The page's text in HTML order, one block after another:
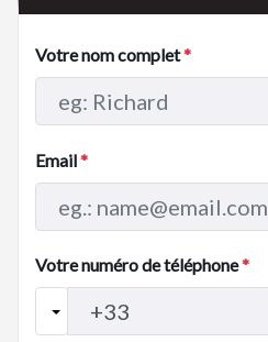
Plages de Levante et
en voiture
le vélo et les activités de plein air
Parcs d'attractions
À proximité des principaux
écoles publiques et privées
Votre nom complet*
Email*
Votre numéro de téléphone*